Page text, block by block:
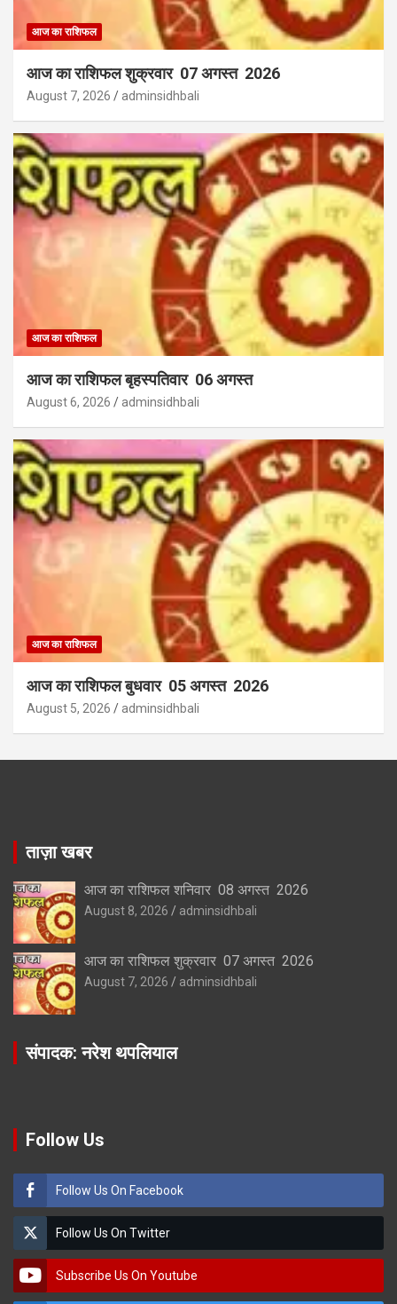
आज का राशिफल
आज का राशिफल शुक्रवार 07 अगस्त 2026
August 7, 2026 adminsidhbali
आज का राशिफल
आज का राशिफल बृहस्पतिवार 06 अगस्त
August 6, 2026 adminsidhbali
आज का राशिफल
आज का राशिफल बुधवार 05 अगस्त 2026
August 5, 2026 adminsidhbali
ताज़ा खबर
आज का राशिफल शनिवार 08 अगस्त 2026
August 8, 2026 adminsidhbali
आज का राशिफल शुक्रवार 07 अगस्त 2026
August 7, 2026 adminsidhbali
संपादक: नरेश थपलियाल
Follow Us
Follow Us On Facebook
Follow Us On Twitter
Subscribe Us On Youtube